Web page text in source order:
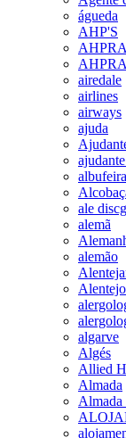
águeda
AHP'S
AHPRA
airedale
airlines
airways
ajuda
albufeira
ale
alemã
alemão
Alentejo
algarve
Algés
Allied
Almada
Almada